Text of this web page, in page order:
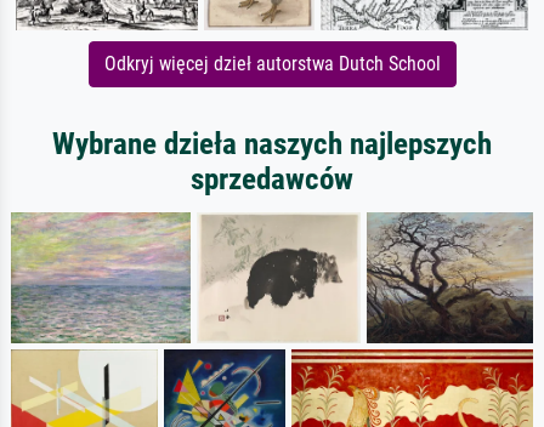
Odkryj więcej dzieł autorstwa Dutch School
Wybrane dzieła naszych najlepszych
sprzedawców